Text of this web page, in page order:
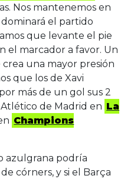
Nos mantenemos en
dominará el partido
que levante el pie
el marcador a favor. Un
una mayor presión
que los de Xavi
más de un gol sus 2
de Madrid en La
Champions
azulgrana podría
córners, y si el Barça